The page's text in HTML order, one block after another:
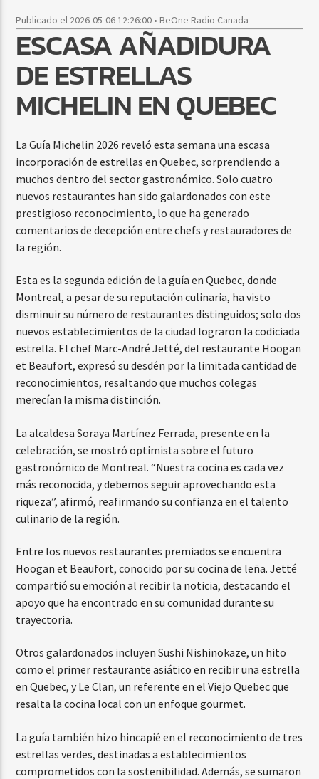
Publicado el 2026-05-06 12:26:00 • BeOne Radio Canada
ESCASA AÑADIDURA
DE ESTRELLAS
MICHELIN EN QUEBEC
La Guía Michelin 2026 reveló esta semana una escasa
incorporación de estrellas en Quebec, sorprendiendo a
muchos dentro del sector gastronómico. Solo cuatro
nuevos restaurantes han sido galardonados con este
prestigioso reconocimiento, lo que ha generado
comentarios de decepción entre chefs y restauradores de
la región.
Esta es la segunda edición de la guía en Quebec, donde
Montreal, a pesar de su reputación culinaria, ha visto
disminuir su número de restaurantes distinguidos; solo dos
nuevos establecimientos de la ciudad lograron la codiciada
estrella. El chef Marc-André Jetté, del restaurante Hoogan
et Beaufort, expresó su desdén por la limitada cantidad de
reconocimientos, resaltando que muchos colegas
merecían la misma distinción.
La alcaldesa Soraya Martínez Ferrada, presente en la
celebración, se mostró optimista sobre el futuro
gastronómico de Montreal. “Nuestra cocina es cada vez
más reconocida, y debemos seguir aprovechando esta
riqueza”, afirmó, reafirmando su confianza en el talento
culinario de la región.
Entre los nuevos restaurantes premiados se encuentra
Hoogan et Beaufort, conocido por su cocina de leña. Jetté
compartió su emoción al recibir la noticia, destacando el
apoyo que ha encontrado en su comunidad durante su
trayectoria.
Otros galardonados incluyen Sushi Nishinokaze, un hito
como el primer restaurante asiático en recibir una estrella
en Quebec, y Le Clan, un referente en el Viejo Quebec que
resalta la cocina local con un enfoque gourmet.
La guía también hizo hincapié en el reconocimiento de tres
estrellas verdes, destinadas a establecimientos
comprometidos con la sostenibilidad. Además, se sumaron